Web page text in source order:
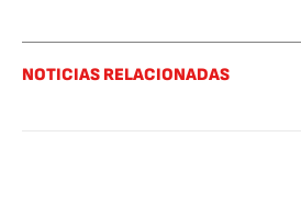
NOTICIAS RELACIONADAS